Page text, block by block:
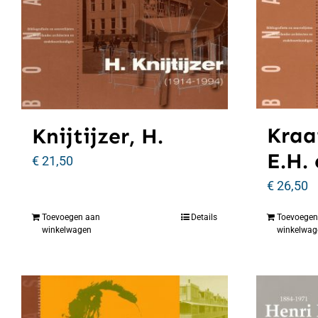
Knijtijzer, H.
€21,50
Toevoegen aan
winkelwagen
Details
E.H.
€26,50